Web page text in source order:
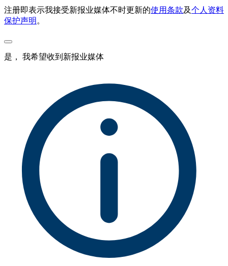
注册即表示我接受新报业媒体不时更新的使用条款及个人资料
保护声明 。
是， 我希望收到新报业媒体